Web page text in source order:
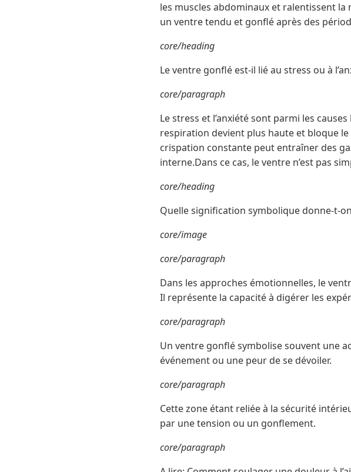
les muscles abdominaux et ralentissent
un ventre tendu et gonflé après des
core/heading
Le ventre gonflé est-il lié au stress ou à
core/paragraph
Le stress et l’anxiété sont parmi les
respiration devient plus haute et bloque
crispation constante peut entraîner des
interne.Dans ce cas, le ventre n’est pas
core/heading
Quelle signification symbolique donne-t-
core/image
core/paragraph
Dans les approches émotionnelles, le
Il représente la capacité à digérer les
core/paragraph
Un ventre gonflé symbolise souvent une
événement ou une peur de se dévoiler.
core/paragraph
Cette zone étant reliée à la sécurité
par une tension ou un gonflement.
core/paragraph